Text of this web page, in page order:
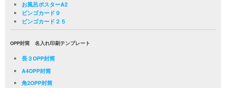
お風呂ポスターA2
ビンゴカード９
ビンゴカード２５
OPP封筒 名入れ印刷テンプレート
長３OPP封筒
A4OPP封筒
角2OPP封筒